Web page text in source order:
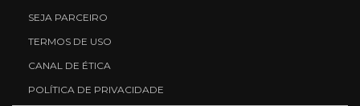
SEJA PARCEIRO
TERMOS DE USO
CANAL DE ÉTICA
POLÍTICA DE PRIVACIDADE